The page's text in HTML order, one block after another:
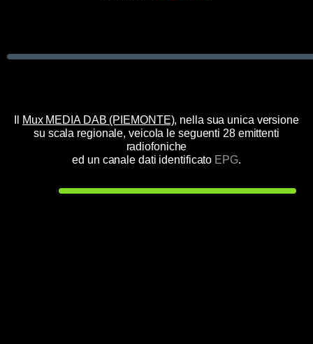
Mux MEDIA DAB (PIEMONTE), nella sua unica versione
su scala regionale, veicola le seguenti 28 emittenti
radiofoniche
ed un canale dati identificato EPG.